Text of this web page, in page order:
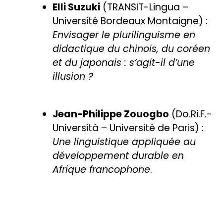
Elli Suzuki (TRANSIT-Lingua –
Université Bordeaux Montaigne) :
Envisager le plurilinguisme en
didactique du chinois, du coréen
et du japonais : s’agit-il d’une
illusion ?
Jean-Philippe Zouogbo (Do.Ri.F.-
Università – Université de Paris) :
Une linguistique appliquée au
développement durable en
Afrique francophone.